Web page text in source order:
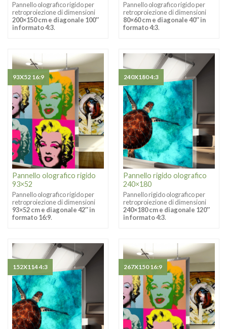
Pannello olografico rigido per
retroproiezione di dimensioni
200×150 cm e diagonale 100″
in formato 4:3.
Pannello olografico rigido per
retroproiezione di dimensioni
80×60 cm e diagonale 40″ in
formato 4:3.
Pannello olografico rigido
93×52
Pannello olografico rigido per
retroproiezione di dimensioni
93×52 cm e diagonale 42″ in
formato 16:9.
93X52 16:9
Pannello rigido olografico
240×180
Pannello rigido olografico per
retroproiezione di dimensioni
240×180 cm e diagonale 120″
in formato 4:3.
240X180 4:3
152X114 4:3 267X150 16:9